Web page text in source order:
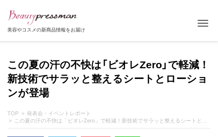
美容やコスメの新商品情報をお届け
この夏の汗の不快は「ビオレZero」で軽減！
新技術でサラッと整えるシートとローショ
ンが登場
TOP
発表会・イベントレポート
この夏の汗の不快は「ビオレZero」で軽減！新技術でサラッと整えるシートとローションが登場